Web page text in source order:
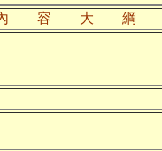
容 大 綱